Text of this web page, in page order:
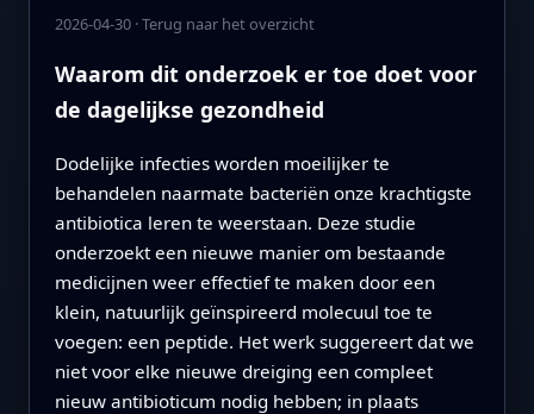
2026-04-30·Terug naar het overzicht
Waarom dit onderzoek er toe doet voor
de dagelijkse gezondheid
Dodelijke infecties worden moeilijker te
behandelen naarmate bacteriën onze krachtigste
antibiotica leren te weerstaan. Deze studie
onderzoekt een nieuwe manier om bestaande
medicijnen weer effectief te maken door een
klein, natuurlijk geïnspireerd molecuul toe te
voegen: een peptide. Het werk suggereert dat we
niet voor elke nieuwe dreiging een compleet
nieuw antibioticum nodig hebben; in plaats